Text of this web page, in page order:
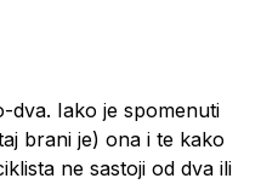
dva. Iako je spomenuti
brani je) ona i te kako
ne sastoji od dva ili